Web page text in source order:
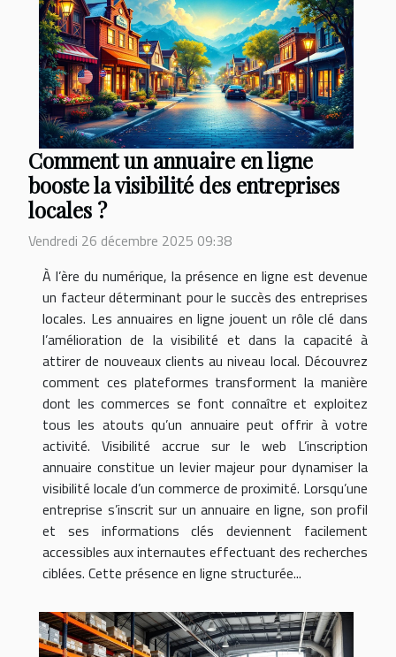
Comment un annuaire en ligne
booste la visibilité des entreprises
locales ?
Vendredi 26 décembre 2025 09:38
À l’ère du numérique, la présence en ligne est devenue
un facteur déterminant pour le succès des entreprises
locales. Les annuaires en ligne jouent un rôle clé dans
l’amélioration de la visibilité et dans la capacité à
attirer de nouveaux clients au niveau local. Découvrez
comment ces plateformes transforment la manière
dont les commerces se font connaître et exploitez
tous les atouts qu’un annuaire peut offrir à votre
activité. Visibilité accrue sur le web L’inscription
annuaire constitue un levier majeur pour dynamiser la
visibilité locale d’un commerce de proximité. Lorsqu’une
entreprise s’inscrit sur un annuaire en ligne, son profil
et ses informations clés deviennent facilement
accessibles aux internautes effectuant des recherches
ciblées. Cette présence en ligne structurée...